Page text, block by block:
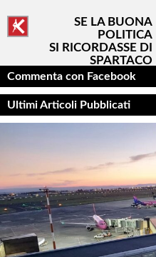
SE LA BUONA
POLITICA
SI RICORDASSE DI
SPARTACO
Commenta con Facebook
Ultimi Articoli Pubblicati